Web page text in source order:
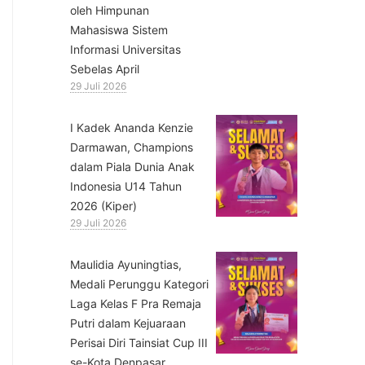
oleh Himpunan
Mahasiswa Sistem
Informasi Universitas
Sebelas April
29 Juli 2026
⁠I Kadek Ananda Kenzie
Darmawan, Champions
dalam Piala Dunia Anak
Indonesia U14 Tahun
2026 (Kiper)
29 Juli 2026
⁠Maulidia Ayuningtias,
Medali Perunggu Kategori
Laga Kelas F Pra Remaja
Putri dalam Kejuaraan
Perisai Diri Tainsiat Cup III